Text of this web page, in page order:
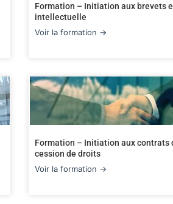
Formation – Initiation aux brevets
intellectuelle
Voir la formation →
Formation – Initiation aux contrats
cession de droits
Voir la formation →